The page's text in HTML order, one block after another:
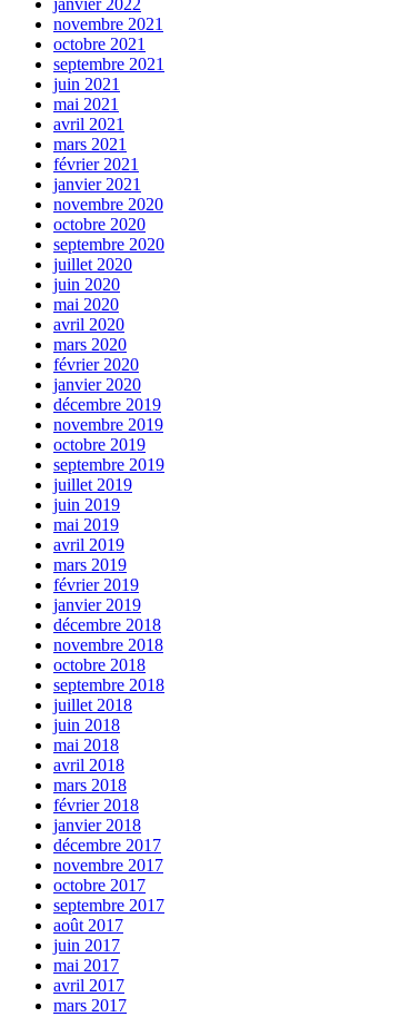
janvier 2022
novembre 2021
octobre 2021
septembre 2021
juin 2021
mai 2021
avril 2021
mars 2021
février 2021
janvier 2021
novembre 2020
octobre 2020
septembre 2020
juillet 2020
juin 2020
mai 2020
avril 2020
mars 2020
février 2020
janvier 2020
décembre 2019
novembre 2019
octobre 2019
septembre 2019
juillet 2019
juin 2019
mai 2019
avril 2019
mars 2019
février 2019
janvier 2019
décembre 2018
novembre 2018
octobre 2018
septembre 2018
juillet 2018
juin 2018
mai 2018
avril 2018
mars 2018
février 2018
janvier 2018
décembre 2017
novembre 2017
octobre 2017
septembre 2017
août 2017
juin 2017
mai 2017
avril 2017
mars 2017